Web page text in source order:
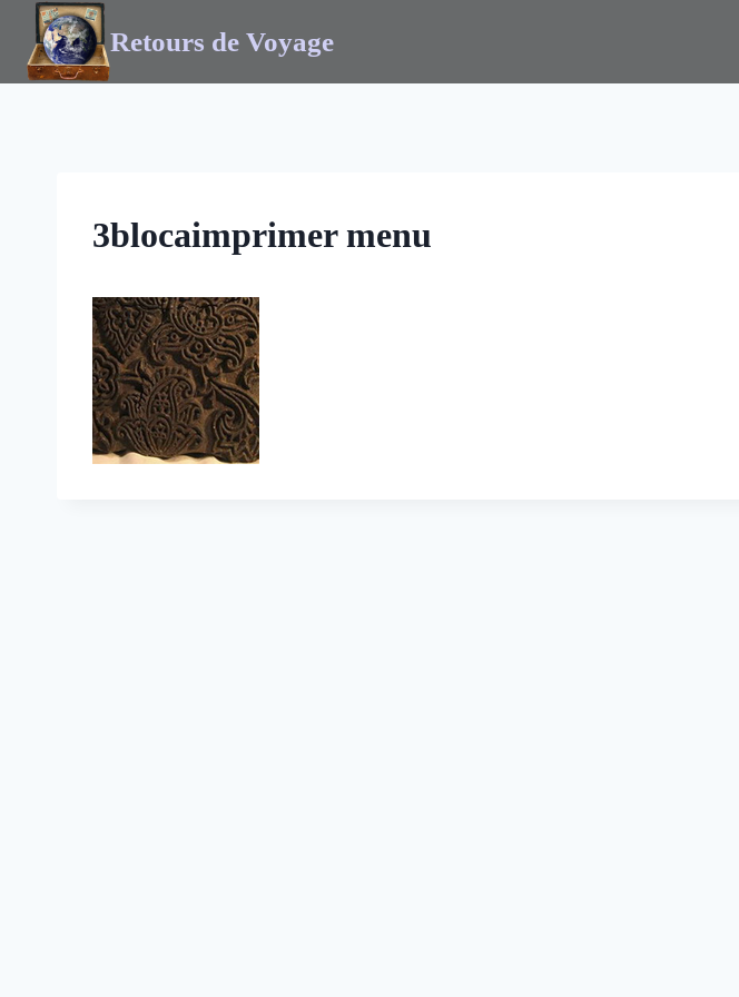
Retours de Voyage
3blocaimprimer menu